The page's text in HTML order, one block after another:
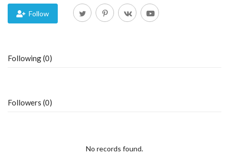
Sitemap
Business
Follow
Following (0)
Followers (0)
No records found.